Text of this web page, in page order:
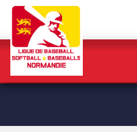
Panneau de gestion des cookies